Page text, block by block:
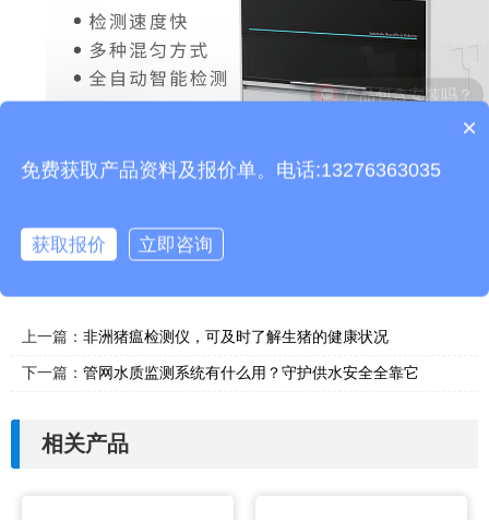
上一篇： 非洲猪瘟检测仪，可及时了解生猪的健康状况
下一篇： 管网水质监测系统有什么用？守护供水安全全靠它
相关产品
产品包含安装吗？
质保时间是多久？
×
免费获取产品资料及报价单。电话:13276363035
获取报价 立即咨询